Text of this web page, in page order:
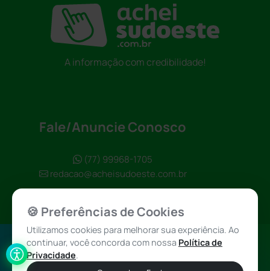
A informação com credibilidade!
Fale/Anuncie Conosco
(77) 99968-1705
redacao@acheisudoeste.com.br
Política de
Privacidade
Achei Sudoeste
© 2026 - Todos
🍪 Preferências de Cookies
Utilizamos cookies para melhorar sua experiência. Ao
continuar, você concorda com nossa Política de
Privacidade.